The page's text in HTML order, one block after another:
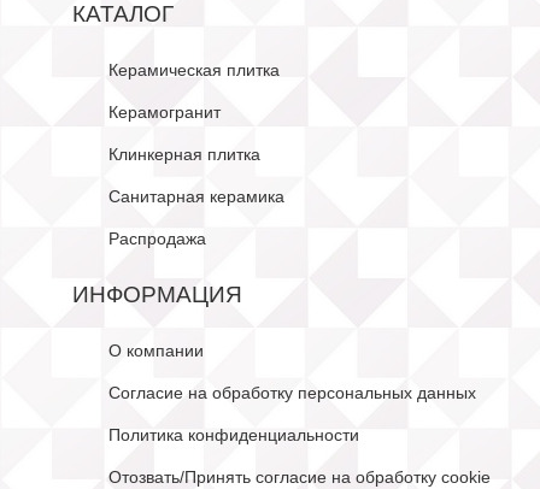
КАТАЛОГ
Керамическая плитка
Керамогранит
Клинкерная плитка
Санитарная керамика
Распродажа
ИНФОРМАЦИЯ
О компании
Согласие на обработку персональных данных
Политика конфиденциальности
Отозвать/Принять согласие на обработку cookie